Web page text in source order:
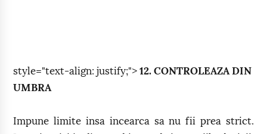
style="text-align: justify;">12. CONTROLEAZA DIN
UMBRA
Impune limite insa incearca sa nu fii prea strict.